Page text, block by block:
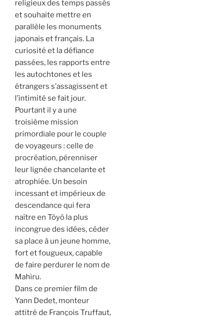
religieux des temps passés
et souhaite mettre en
parallèle les monuments
japonais et français. La
curiosité et la défiance
passées, les rapports entre
les autochtones et les
étrangers s’assagissent et
l’intimité se fait jour.
Pourtant il y a une
troisième mission
primordiale pour le couple
de voyageurs : celle de
procréation, pérenniser
leur lignée chancelante et
atrophiée. Un besoin
incessant et impérieux de
descendance qui fera
naître en Tôyô la plus
incongrue des idées, céder
sa place à un jeune homme,
fort et fougueux, capable
de faire perdurer le nom de
Mahiru.
Dans ce premier film de
Yann Dedet, monteur
attitré de François Truffaut,